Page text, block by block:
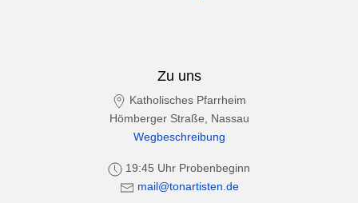
Zu uns
Katholisches Pfarrheim
Hömberger Straße, Nassau
Wegbeschreibung
19:45 Uhr Probenbeginn
mail@tonartisten.de